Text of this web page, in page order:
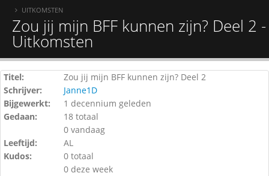
UITKOMSTEN
Zou jij mijn BFF kunnen zijn? Deel 2 -
Uitkomsten
Titel:
Zou jij mijn BFF kunnen zijn? Deel 2
Schrijver:
Janne1D
Bijgewerkt:
1 decennium geleden
Gedaan:
18 totaal
0 vandaag
Leeftijd:
AL
Kudos:
0 totaal
0 deze week